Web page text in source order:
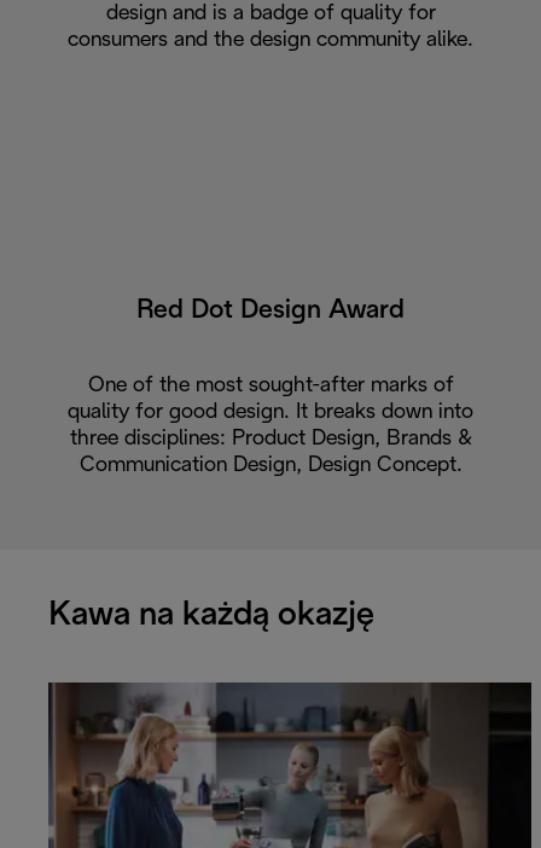
design and is a badge of quality for
consumers and the design community alike.
Red Dot Design Award
One of the most sought-after marks of
quality for good design. It breaks down into
three disciplines: Product Design, Brands &
Communication Design, Design Concept.
Kawa na każdą okazję